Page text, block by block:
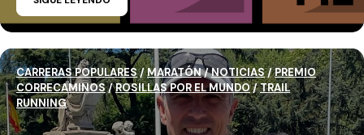
CARRERAS POPULARES/MARATÓN/NOTICIAS/PREMIO
CORRECAMINOS/ROSILLAS POR EL MUNDO/TRAIL
RUNNING